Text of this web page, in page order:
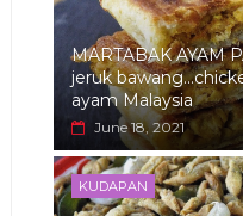
MARTABAK AYAM
jeruk
ayam Malaysia
June 18, 2021
KUDAPAN